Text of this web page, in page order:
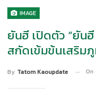
IMAGE
ยันฮี เปิดตัว “ยันฮี
สกัดเข้มข้นเสริม
By Tatom Kaoupdate On